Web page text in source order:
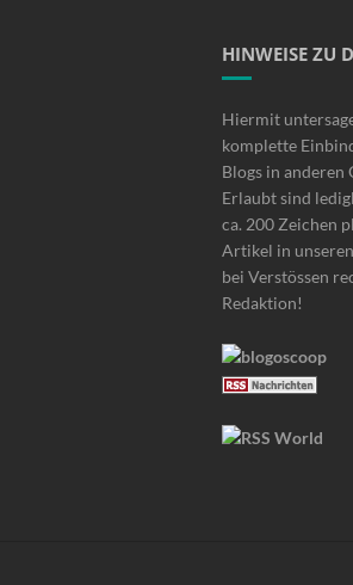
HINWEISE ZU
Hiermit
komplette
Blogs in anderen
Erlaubt sind
ca. 200 Zeichen
Artikel in
bei Verstössen
Redaktion!